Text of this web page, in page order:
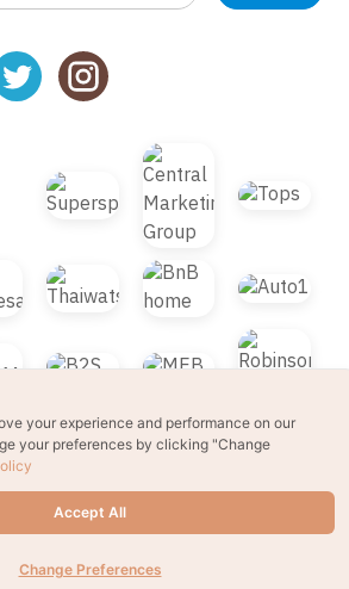
CLUB, All rights reserved. Web
your preferences by clicking "Change
Accept All
Change Preferences